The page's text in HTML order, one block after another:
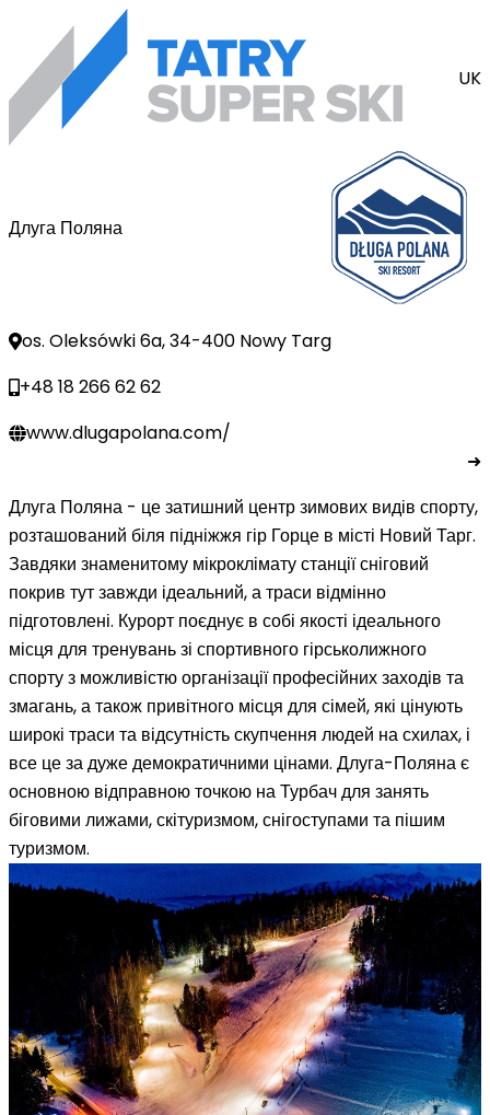
UK
Длуга Поляна
os. Oleksówki 6a, 34-400 Nowy Targ
+48 18 266 62 62
www.dlugapolana.com/
➜
Длуга Поляна - це затишний центр зимових видів спорту,
розташований біля підніжжя гір Горце в місті Новий Тарг.
Завдяки знаменитому мікроклімату станції сніговий
покрив тут завжди ідеальний, а траси відмінно
підготовлені. Курорт поєднує в собі якості ідеального
місця для тренувань зі спортивного гірськолижного
спорту з можливістю організації професійних заходів та
змагань, а також привітного місця для сімей, які цінують
широкі траси та відсутність скупчення людей на схилах, і
все це за дуже демократичними цінами. Длуга-Поляна є
основною відправною точкою на Турбач для занять
біговими лижами, скітуризмом, снігоступами та пішим
туризмом.